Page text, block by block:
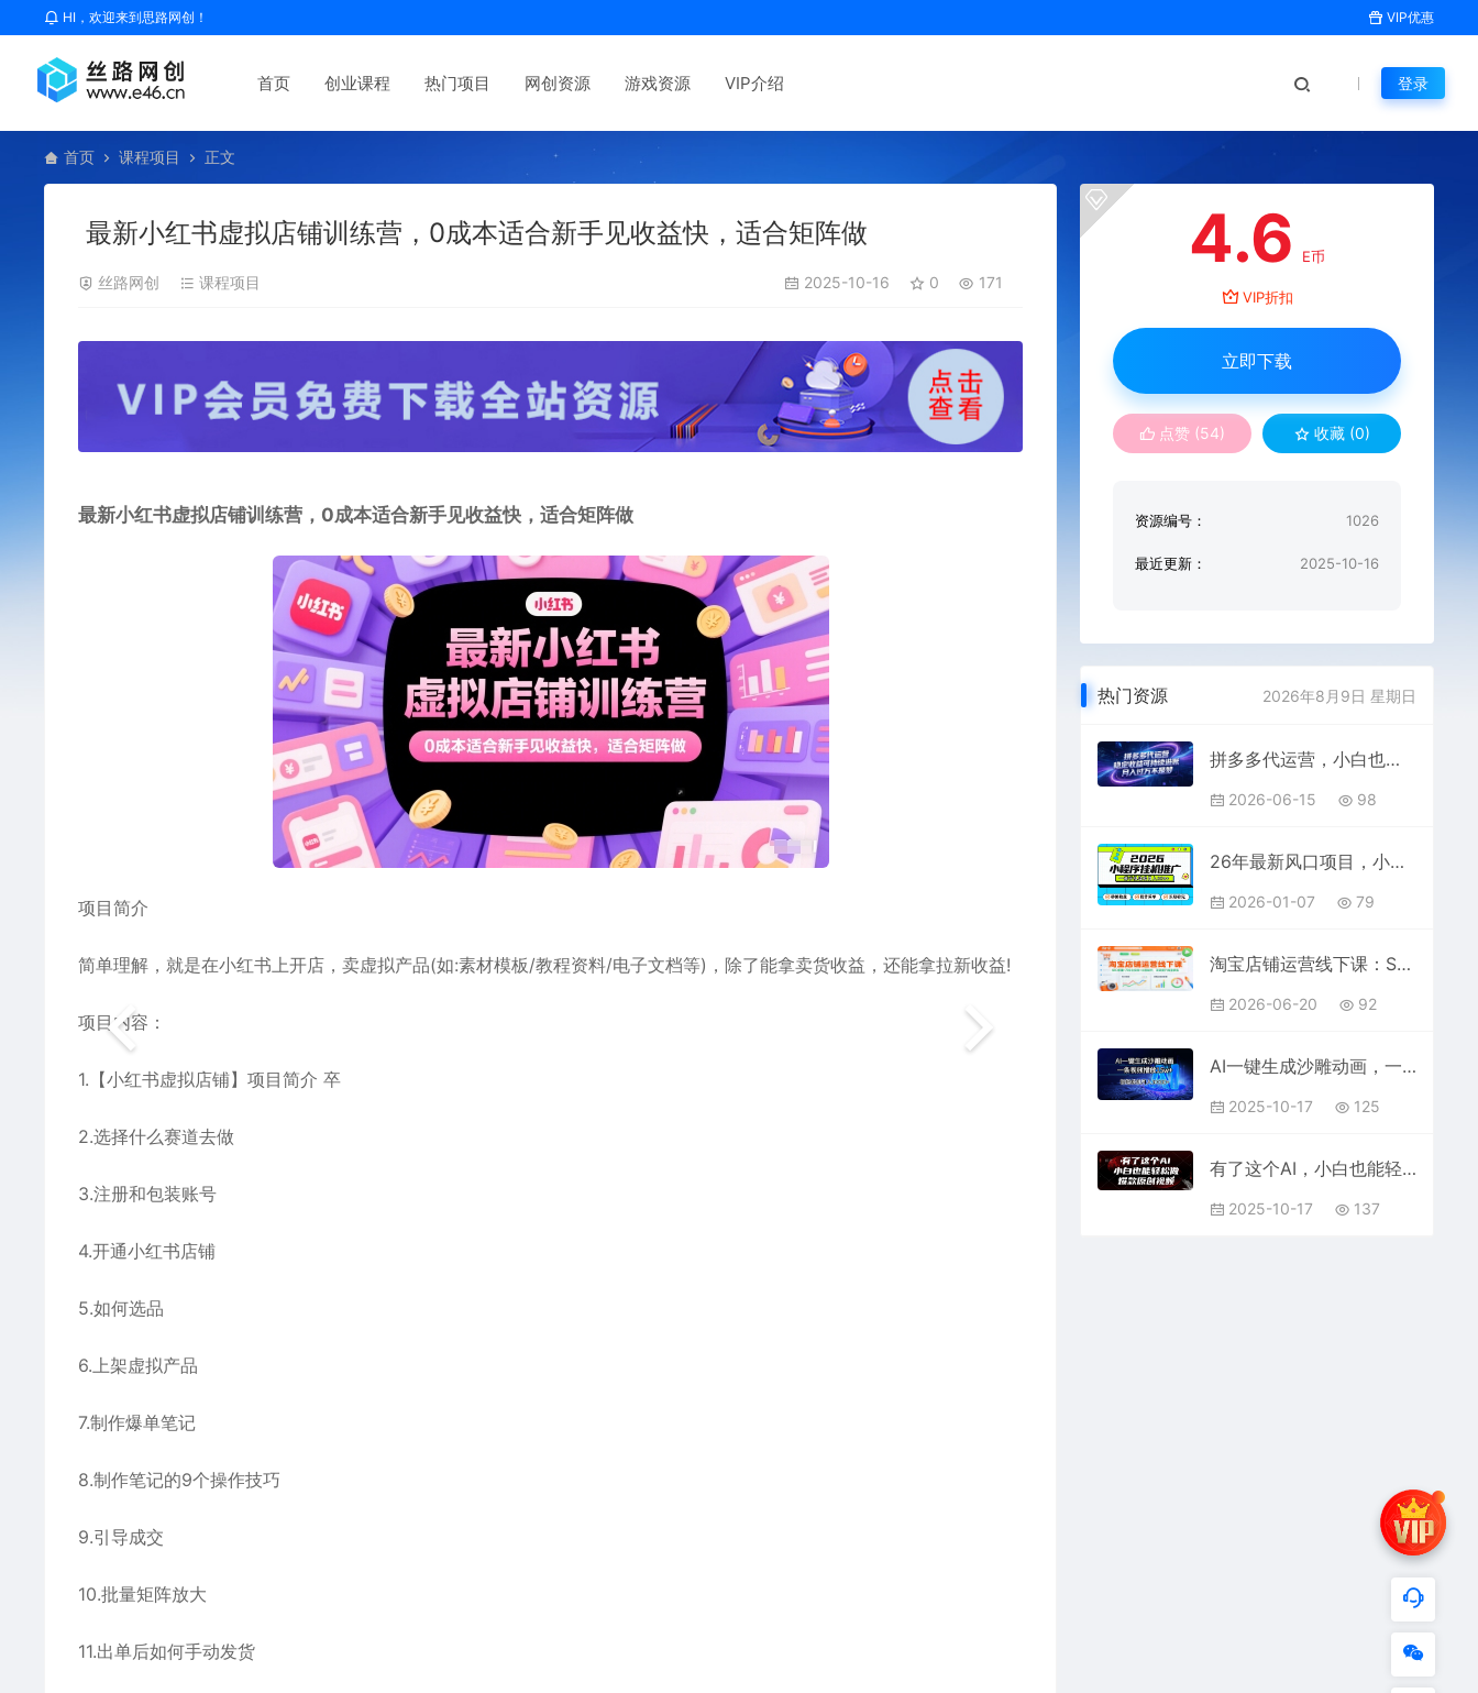
HI，欢迎来到思路网创！ VIP优惠
首页 创业课程 热门项目 网创资源 游戏资源 VIP介绍 登录
首页 课程项目 正文
最新小红书虚拟店铺训练营，0成本适合新手见收益快，适合矩阵做
丝路网创 课程项目 2025-10-16 0 171
最新小红书虚拟店铺训练营，0成本适合新手见收益快，适合矩阵做
项目简介
简单理解，就是在小红书上开店，卖虚拟产品(如:素材模板/教程资料/电子文档等)，除了能拿卖货收益，还能拿拉新收益!
项目内容：
1.【小红书虚拟店铺】项目简介 卒
2.选择什么赛道去做
3.注册和包装账号
4.开通小红书店铺
5.如何选品
6.上架虚拟产品
7.制作爆单笔记
8.制作笔记的9个操作技巧
9.引导成交
10.批量矩阵放大
11.出单后如何手动发货
4.6 E币
VIP折扣
立即下载
点赞 (54) 收藏 (0)
资源编号： 1026
最近更新： 2025-10-16
热门资源 2026年8月9日 星期日
拼多多代运营，小白也能轻松月入过万，真实运营数据可查，全托管代运营
2026-06-15 98
26年最新风口项目，小程序全自动推广，一部手机保底日入5张【揭秘】
2026-01-07 79
淘宝店铺运营线下课：SEO权重+万相台投放+主图制作，高效提升流量转化
2026-06-20 92
AI一键生成沙雕动画，一条视频播放15w+，轻轻松松月入3w+【揭秘】
2025-10-17 125
有了这个AI，小白也能轻松做爆款原创视频【揭秘】
2025-10-17 137